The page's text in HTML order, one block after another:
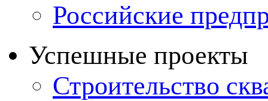
Российские
Успешные проекты
Строительство